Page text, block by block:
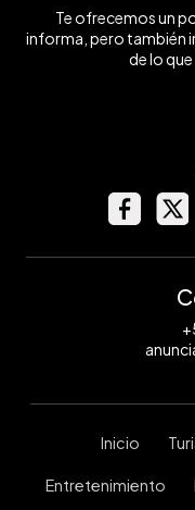
Te ofrecemos un
informa, pero también
de lo
Inicio
Entretenimiento